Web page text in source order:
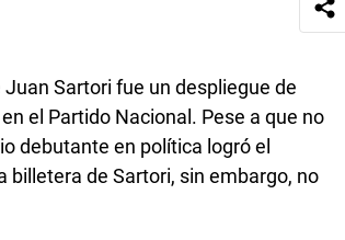
Sartori fue un despliegue de
el Partido Nacional. Pese a que no
debutante en política logró el
billetera de Sartori, sin embargo, no